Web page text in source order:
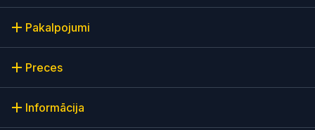
Pakalpojumi
Preces
Informācija